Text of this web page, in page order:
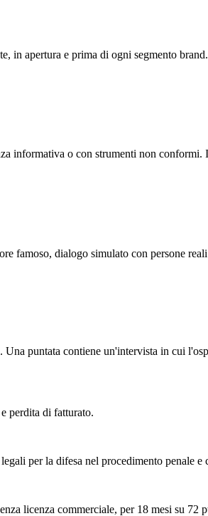
in apertura e prima di ogni segmento
informativa o con strumenti non
famoso, dialogo simulato con persone
puntata contiene un'intervista in cui
perdita di fatturato.
per la difesa nel procedimento penale e
licenza commerciale, per 18 mesi su